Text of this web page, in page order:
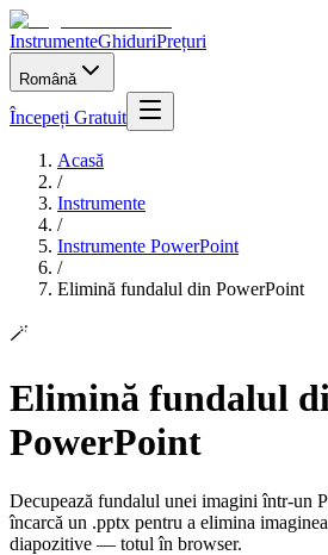
InstrumenteGhiduriPrețuri
Română
Începeți Gratuit
Acasă
/
Instrumente
/
Instrumente PowerPoint
/
Elimină fundalul din PowerPoint
🪄
Elimină fundalul
PowerPoint
Decupează fundalul unei imagini într-un
încarcă un .pptx pentru a elimina
diapozitive — totul în browser.